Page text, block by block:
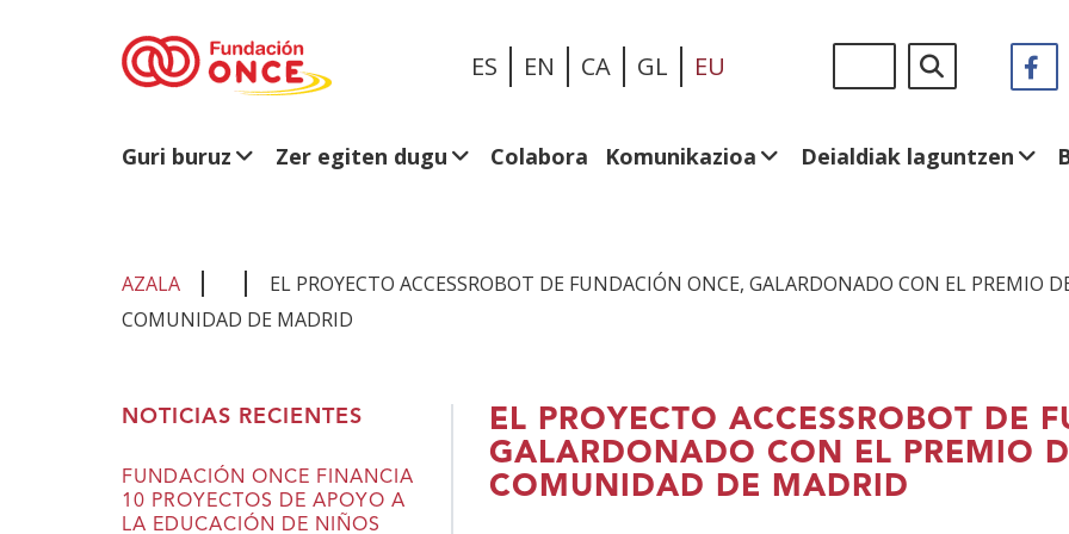
ES EN CA GL EU
en:
Guri buruz Zer egiten dugu Colabora Komunikazioa Deialdiak laguntzen
AZALA
EL PROYECTO ACCESSROBOT DE FUNDACIÓN ONCE, GALARDONADO CON EL PREMIO
COMUNIDAD DE MADRID
EL PROYECTO ACCESSROBOT DE
GALARDONADO CON EL PREMIO
COMUNIDAD DE MADRID
NOTICIAS RECIENTES
FUNDACIÓN ONCE FINANCIA
10 PROYECTOS DE APOYO A
LA EDUCACIÓN DE NIÑOS